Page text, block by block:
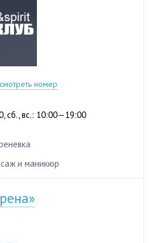
840-82-38
номер
сб., вс.: 10:00—19:00
и маникюр